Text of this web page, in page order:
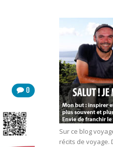
0
Sur ce blog
récits de voyage.